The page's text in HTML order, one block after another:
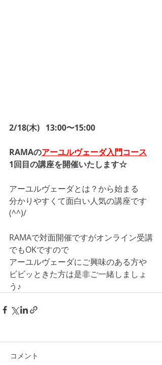
2/18(木)   13:00〜15:00
RAMAのアーユルヴェーダ入門コース
1回目の講座を開催いたします☆
アーユルヴェーダとは？から始まる
分かりやすくて面白い人気の講座です
(^^)/
RAMAで対面開催ですがオンライン受講
でもOKですので
アーユルヴェーダにご興味のある方や
ビビッときた方は是非ご一緒しましょ
う♪
コメント